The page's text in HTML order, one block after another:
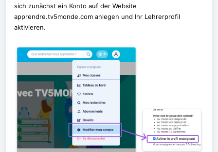
sich zunächst ein Konto auf der Website
apprendre.tv5monde.com anlegen und Ihr Lehrerprofil
aktivieren.